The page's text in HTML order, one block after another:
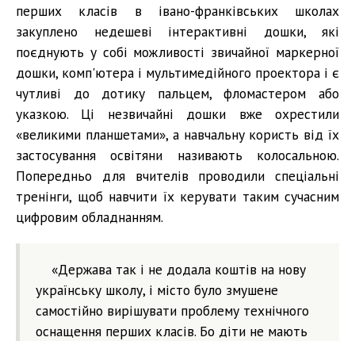
перших класів в івано-франківських школах
закуплено недешеві інтерактивні дошки, які
поєднують у собі можливості звичайної маркерної
дошки, комп'ютера і мультимедійного проектора і є
чутливі до дотику пальцем, фломастером або
указкою. Ці незвичайні дошки вже охрестили
«великими планшетами», а навчальну користь від їх
застосування освітяни називають колосальною.
Попередньо для вчителів проводили спеціальні
тренінги, щоб навчити їх керувати таким сучасним
цифровим обладнанням.
«Держава так і не додала коштів на нову
українську школу, і місто було змушене
самостійно вирішувати проблему технічного
оснащення перших класів. Бо діти не мають